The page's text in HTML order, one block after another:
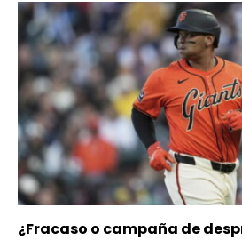
¿Fracaso o campaña de